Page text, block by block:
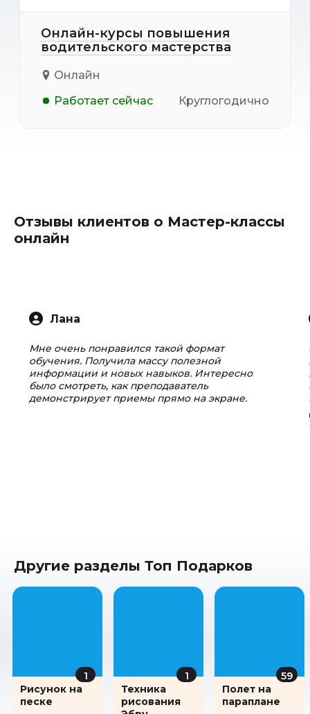
Онлайн-курсы повышения
водительского мастерства
Онлайн
Работает сейчас
Круглогодично
Отзывы клиентов о Мастер-классы
онлайн
Лана
Мне очень понравился такой формат
обучения. Получила массу полезной
информации и новых навыков. Интересно
было смотреть, как преподаватель
демонстрирует приемы прямо на экране.
Другие разделы Топ Подарков
1
Рисунок на
песке
1
Техника
рисования
59
Полет на
параплане